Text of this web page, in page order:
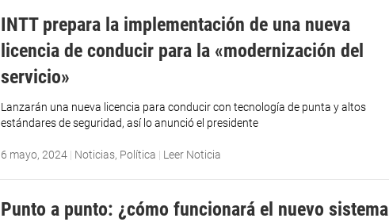
INTT prepara la implementación de una nueva
licencia de conducir para la «modernización del
servicio»
Lanzarán una nueva licencia para conducir con tecnología de punta y altos
estándares de seguridad, así lo anunció el presidente
6 mayo, 2024 | Noticias, Política | Leer Noticia
Punto a punto: ¿cómo funcionará el nuevo sistema